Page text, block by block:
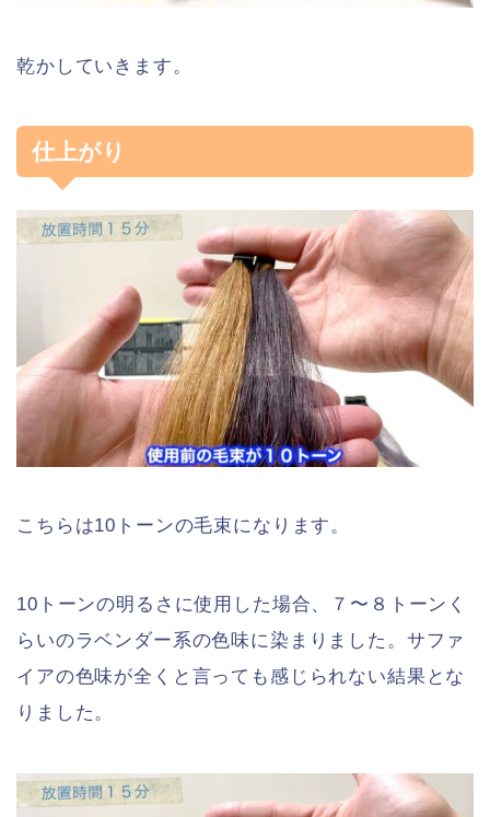
乾かしていきます。
仕上がり
こちらは10トーンの毛束になります。
10トーンの明るさに使用した場合、７〜８トーンく
らいのラベンダー系の色味に染まりました。サファ
イアの色味が全くと言っても感じられない結果とな
りました。